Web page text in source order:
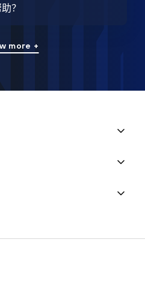
？
more +